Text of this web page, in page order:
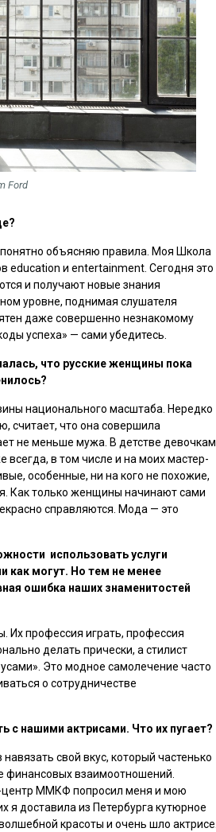
Ford
объясняю правила. Моя Школа
и entertainment. Сегодня это
и получают новые знания
уровне, поднимая слушателя
даже совершенно незнакомому
успеха» — сами убедитесь.
что русские женщины пока
национального масштаба. Нередко
считает, что она совершила
не меньше мужа. В детстве девочкам
всегда, в том числе и на моих мастер-
особенные, ни на кого не похожие,
Как только женщины начинают сами
справляются. Мода — это
использовать услуги
как могут. Но тем не менее
ошибка наших знаменитостей
Их профессия играть, профессия
делать прически, а стилист
Это модное самолечение часто
о сотрудничестве
с нашими актрисами. Что их пугает?
свой вкус, который частенько
финансовых взаимоотношений.
центр ММКФ попросил меня и мою
я доставила из Петербурга кутюрное
красоты и очень шло актрисе.